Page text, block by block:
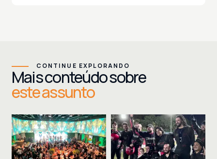
CONTINUE EXPLORANDO
Mais conteúdo sobre
este assunto